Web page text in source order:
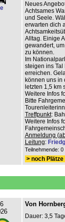
e
Neues
Achtsames
und Seele.
erwarten dich
Alltag. Einige
gewandert,
zu können.
Im
steigen ins
erreichen.
können uns in
letzten 1,5 km
Weitere Infos
Bitte
Treffpunkt:
Weitere Infos
Anmeldung
Leitung:
Teilnehmende:
> noch
Von
Dauer: 3,5